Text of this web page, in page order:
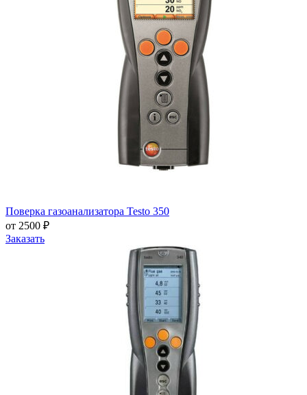
Поверка газоанализатора Testo 350
от 2500 ₽
Заказать